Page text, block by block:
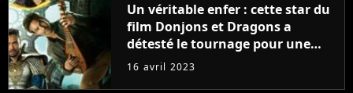
Un véritable enfer : cette star du
film Donjons et Dragons a
détesté le tournage pour une
raison très spéciale
16 avril 2023